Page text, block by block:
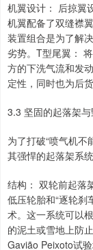
机翼设计： 后掠翼
机翼配备了双缝襟
装置组合是为了解
劣势。T型尾翼：
方的下洗气流和发
定性，同时也为后
3.3 坚固的起落架
为了打破“喷气机不
其强悍的起落架系统
结构： 双轮前起落
低压轮胎和“逐轮
术。这一系统可以
的泥土或雪地上防
Gavião Peixoto试